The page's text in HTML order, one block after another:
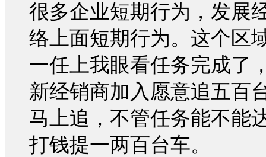
很多企业短期行为，发展
络上面短期行为。这个区
一任上我眼看任务完成了
新经销商加入愿意追五百
马上追，不管任务能不能
打钱提一两百台车。